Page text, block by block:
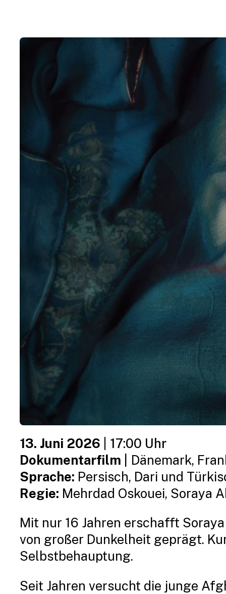
13. Juni 2026
17:00 Uhr
Dokumentarfilm
Dänemark,
Sprache: Persisch, Dari und
Regie: Mehrdad Oskouei, Soraya
Mit nur 16 Jahren erschafft
von großer Dunkelheit geprägt.
Selbstbehauptung.
Seit Jahren versucht die junge